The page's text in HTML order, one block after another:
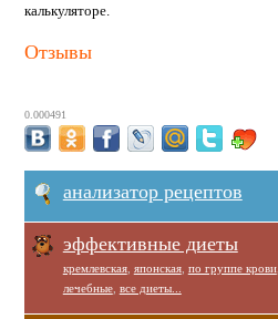
калькуляторе.
Отзывы
0.000491
анализатор рецептов
эффективные диеты
кремлевская, японская, по группе крови,
лечебные, все диеты...